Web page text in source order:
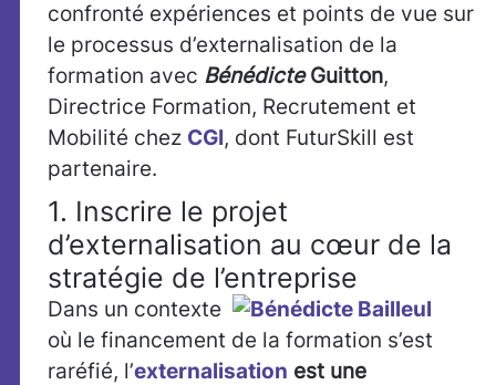
confronté expériences et points de vue sur
le processus d’externalisation de la
formation avec BénédicteGuitton,
‎Directrice Formation, Recrutement et
Mobilité chez CGI, dont FuturSkill est
partenaire.
1. Inscrire le projet
d’externalisation au cœur de la
stratégie de l’entreprise
Dans un contexte
où le financement de la formation s’est
raréfié, l’externalisation est une